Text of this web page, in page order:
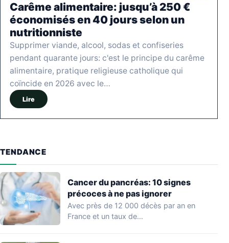
Carême alimentaire: jusqu’à 250 €
économisés en 40 jours selon un
nutritionniste
Supprimer viande, alcool, sodas et confiseries
pendant quarante jours: c'est le principe du carême
alimentaire, pratique religieuse catholique qui
coïncide en 2026 avec le…
Lire
TENDANCE
Cancer du pancréas: 10 signes
précoces à ne pas ignorer
Avec près de 12 000 décès par an en
France et un taux de…